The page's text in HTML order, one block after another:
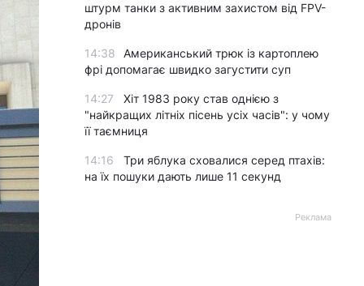
штурм танки з активним захистом від FPV-
дронів
14:38
Американський трюк із картоплею
фрі допомагає швидко загустити суп
14:27
Хіт 1983 року став однією з
"найкращих літніх пісень усіх часів": у чому
її таємниця
14:16
Три яблука сховалися серед птахів:
на їх пошуки дають лише 11 секунд
Реклама